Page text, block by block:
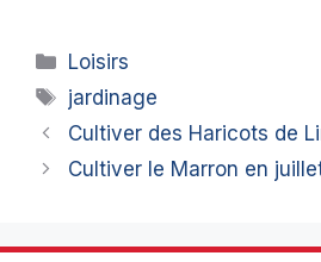
Catégories
Loisirs
Étiquettes
jardinage
Cultiver des Haricots de
Cultiver le Marron en